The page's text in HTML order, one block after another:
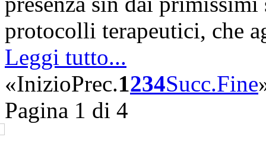
protocolli terapeutici, che
Leggi tutto...
«InizioPrec.1234Succ.Fine
Pagina 1 di 4